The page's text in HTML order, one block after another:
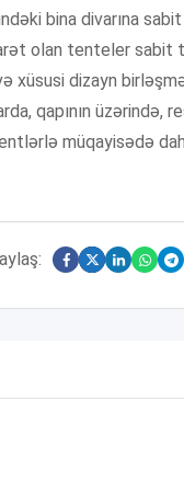
bina divarına
olan tenteler
xüsusi dizayn
qapının üzərində,
müqayisədə